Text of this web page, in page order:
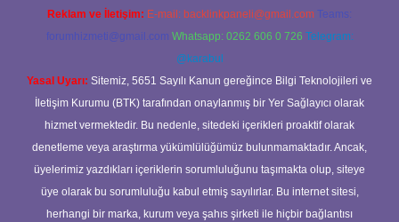
Reklam ve İletişim: E-mail: backlinkpaneli@gmail.com Teams:
forumhizmeti@gmail.com Whatsapp: 0262 606 0 726 Telegram:
@karabul
Yasal Uyarı: Sitemiz, 5651 Sayılı Kanun gereğince Bilgi Teknolojileri ve
İletişim Kurumu (BTK) tarafından onaylanmış bir Yer Sağlayıcı olarak
hizmet vermektedir. Bu nedenle, sitedeki içerikleri proaktif olarak
denetleme veya araştırma yükümlülüğümüz bulunmamaktadır. Ancak,
üyelerimiz yazdıkları içeriklerin sorumluluğunu taşımakta olup, siteye
üye olarak bu sorumluluğu kabul etmiş sayılırlar. Bu internet sitesi,
herhangi bir marka, kurum veya şahıs şirketi ile hiçbir bağlantısı